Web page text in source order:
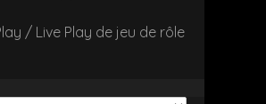
/ Live Play de jeu de rôle